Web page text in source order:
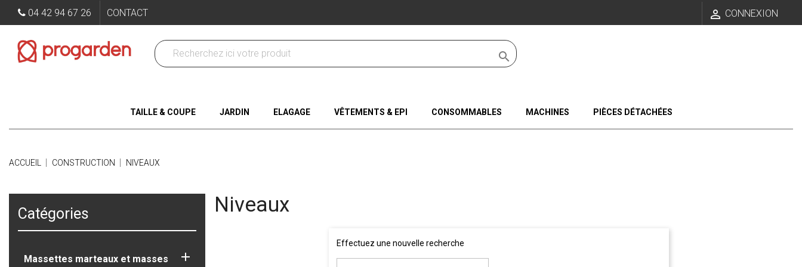
04 42 94 67 26 CONTACT  CONNEXION

TAILLE & COUPE JARDIN ELAGAGE VÊTEMENTS & EPI CONSOMMABLES MACHINES PIÈCES DÉTACHÉES
ACCUEIL CONSTRUCTION NIVEAUX
Catégories
Massettes marteaux et masses 
Niveaux
Effectuez une nouvelle recherche